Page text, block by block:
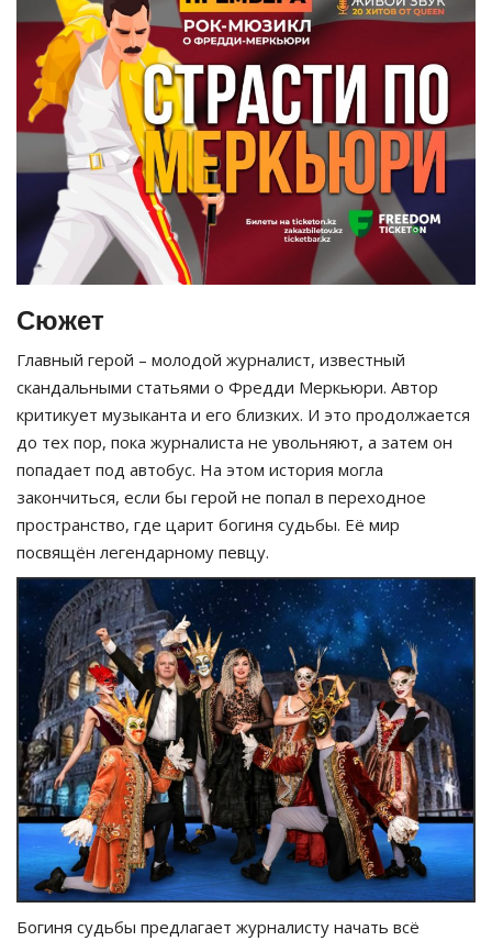
Сюжет
Главный герой – молодой журналист, известный
скандальными статьями о Фредди Меркьюри. Автор
критикует музыканта и его близких. И это продолжается
до тех пор, пока журналиста не увольняют, а затем он
попадает под автобус. На этом история могла
закончиться, если бы герой не попал в переходное
пространство, где царит богиня судьбы. Её мир
посвящён легендарному певцу.
Богиня судьбы предлагает журналисту начать всё